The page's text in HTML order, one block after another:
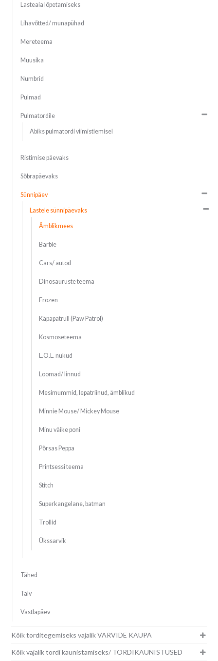
Lasteaia lõpetamiseks
Lihavõtted/ munapühad
Mereteema
Muusika
Numbrid
Pulmad
Pulmatordile
Abiks pulmatordi viimistlemisel
Ristimise päevaks
Sõbrapäevaks
Sünnipäev
Lastele sünnipäevaks
Ämblikmees
Barbie
Cars/ autod
Dinosauruste teema
Frozen
Käpapatrull (Paw Patrol)
Kosmoseteema
L.O.L. nukud
Loomad/ linnud
Mesimummid, lepatriinud, ämblikud
Minnie Mouse/ Mickey Mouse
Minu väike poni
Põrsas Peppa
Printsessi teema
Stitch
Superkangelane, batman
Trollid
Ükssarvik
Tähed
Talv
Vastlapäev
Kõik torditegemiseks vajalik VÄRVIDE KAUPA
Kõik vajalik tordi kaunistamiseks/ TORDIKAUNISTUSED